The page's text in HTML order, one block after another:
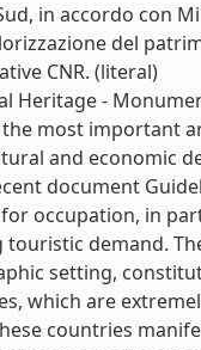
in accordo con
del
CNR. (literal)
Heritage -
most important
and economic
document
occupation, in
demand.
setting,
which are
countries